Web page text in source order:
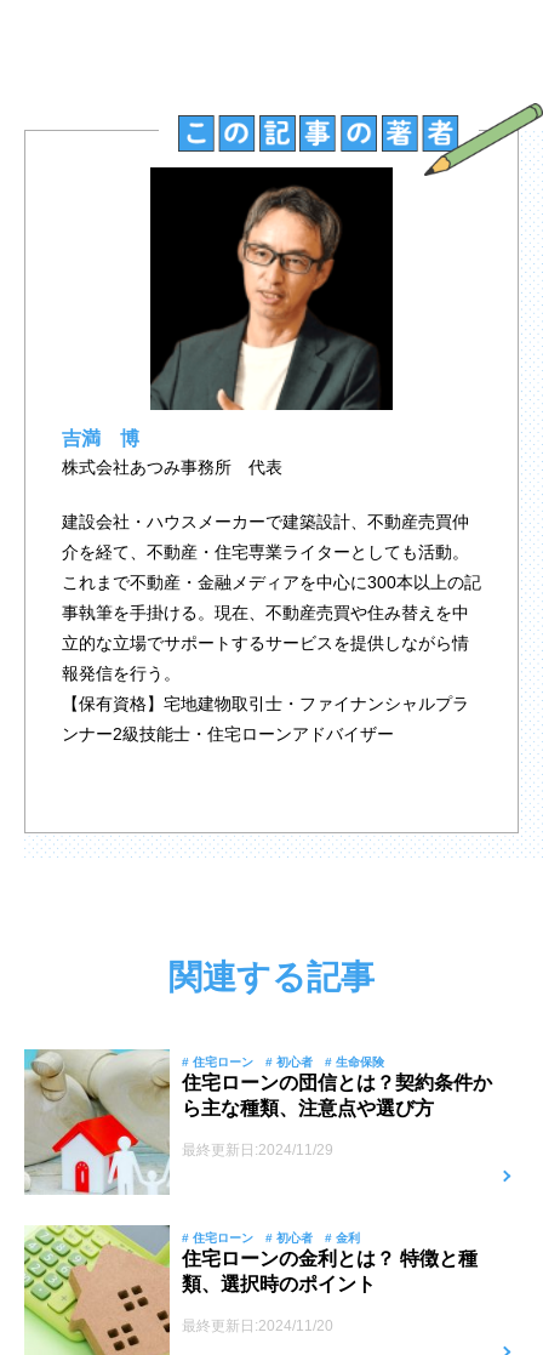
吉満 博
株式会社あつみ事務所 代表
建設会社・ハウスメーカーで建築設計、不動産売買仲
介を経て、不動産・住宅専業ライターとしても活動。
これまで不動産・金融メディアを中心に300本以上の記
事執筆を手掛ける。現在、不動産売買や住み替えを中
立的な立場でサポートするサービスを提供しながら情
報発信を行う。
【保有資格】宅地建物取引士・ファイナンシャルプラ
ンナー2級技能士・住宅ローンアドバイザー
関連する記事
# 住宅ローン # 初心者 # 生命保険
住宅ローンの団信とは？契約条件か
ら主な種類、注意点や選び方
最終更新日:2024/11/29
# 住宅ローン # 初心者 # 金利
住宅ローンの金利とは？ 特徴と種
類、選択時のポイント
最終更新日:2024/11/20